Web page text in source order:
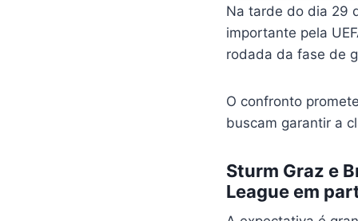
Na tarde do dia 29
importante pela
rodada da fase de
O confronto
buscam garantir a
Sturm Graz e
League em